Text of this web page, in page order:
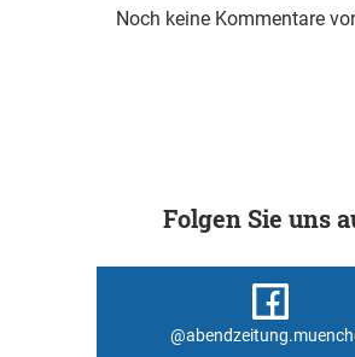
Noch keine Kommentare
Folgen Sie uns